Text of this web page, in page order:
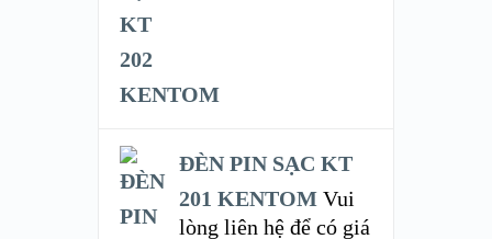
ĐÈN PIN SẠC KT
201 KENTOM Vui
lòng liên hệ để có giá